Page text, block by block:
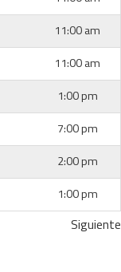
11:00 am
11:00 am
1:00 pm
7:00 pm
2:00 pm
1:00 pm
Siguiente